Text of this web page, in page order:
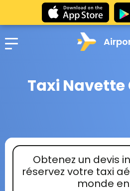
Taxi Navette
Obtenez un devis
réservez votre taxi
monde